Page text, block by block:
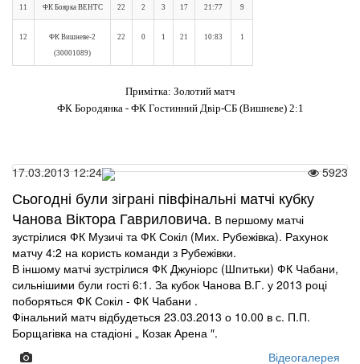
11 ФК Боярка ВЕНТС 22 2 3 17 21:77 9
12
ФК Вишневе-2
(30001089)
22 0 1 21 10:83 1
Примітка: Золотий матч
ФК Бородянка - ФК Гостинний Двір-СБ (Вишневе) 2:1
17.03.2013 12:24 5923
Сьогодні були зіграні півфінальні матчі кубку
Чанова Віктора Гавриловича. В першому матчі
зустрілися ФК Музичі та ФК Сокіл (Мих. Рубежівка). Рахунок
матчу 4:2 на користь команди з Рубежівки.
В іншому матчі зустрілися ФК Джуніорс (Шпитьки) ФК Чабани,
сильнішими були гості 6:1. За кубок Чанова В.Г. у 2013 році
поборяться ФК Сокіл - ФК Чабани .
Фінальний матч відбудеться 23.03.2013 о 10.00 в с. П.П.
Борщагівка на стадіоні „ Козак Арена ″.
Відеогалерея